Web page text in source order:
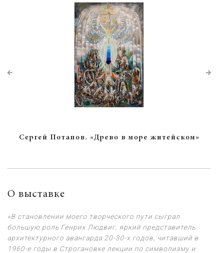
Сергей Потапов. «Древо в море житейском»
О выставке
«В становлении моего творческого пути сыграл
большую роль Генрих Людвиг, яркий представитель
архитектурного авангарда 20-30-х годов, читавший в
1960-е годы в Строгановке лекции по символизму и